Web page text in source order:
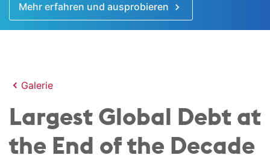
Mehr erfahren und ausprobieren
Galerie
Largest Global Debt at
the End of the Decade